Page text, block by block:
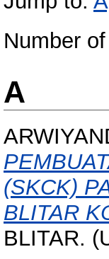
Number
A
(SKCK)
BLITAR
BLITAR.